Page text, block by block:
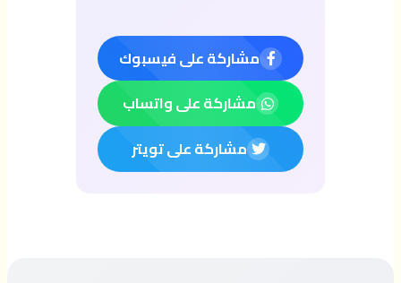
مشاركة على فيسبوك
مشاركة على واتساب
مشاركة على تويتر